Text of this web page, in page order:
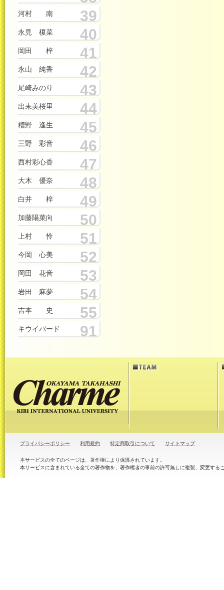
河村 南 39
永見 榎菜 40
岡田 梓 41
永山 純香 42
尾崎みのり 43
出耒美桜里 44
糟野 逢生 45
三野 彩音 46
西村彩心香 47
大木 優奈 48
白井 梓 49
加藤陽菜向 50
上村 怜 51
今岡 心美 52
岡田 花音 53
岩田 麻夢 54
吉本 史 55
キウイバード 91
プライバシーポリシー 利用規約 特定商取引について サイトマップ
本サービスの全てのページは、著作権により保護されています。
本サービスに含まれている全ての著作物を、著作権者の事前の許可無しに複製、変更する